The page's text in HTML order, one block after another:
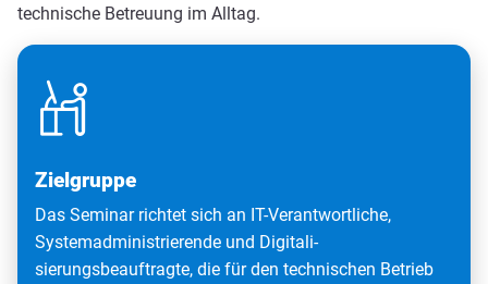
technische Betreuung im Alltag.
Zielgruppe
Das Seminar richtet sich an IT-Verantwortliche,
Systemadministrierende und Digitali-
sierungsbeauftragte, die für den technischen Betrieb